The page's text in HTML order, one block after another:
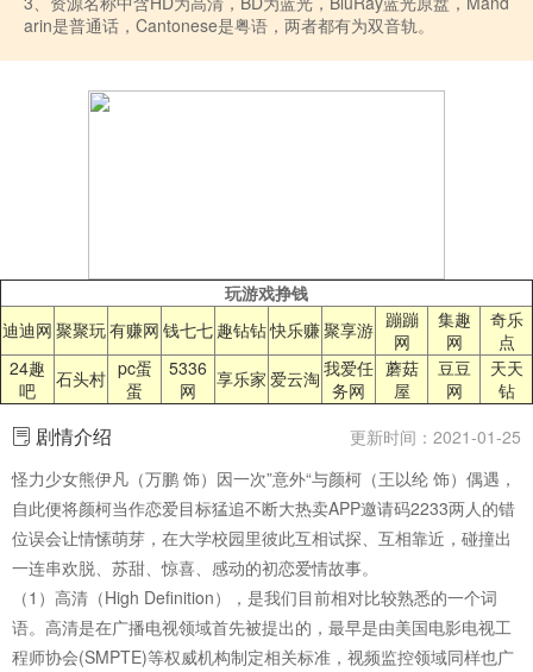
arin是普通话，Cantonese是粤语，两者都有为双音轨。
玩游戏挣钱
迪迪网 聚聚玩有赚网 钱七七 趣钻钻快乐赚聚享游 蹦蹦
网
集趣
网
奇乐
点
24趣
吧
石头村 pc蛋
蛋
5336
网
享乐家 爱云淘 我爱任
务网
蘑菇
屋
豆豆
网
天天
钻
更新时间：2021-01-25
剧情介绍
怪力少女熊伊凡（万鹏 饰）因一次”意外“与颜柯（王以纶 饰）偶遇，
自此便将颜柯当作恋爱目标猛追不断大热卖APP邀请码2233两人的错
位误会让情愫萌芽，在大学校园里彼此互相试探、互相靠近，碰撞出
一连串欢脱、苏甜、惊喜、感动的初恋爱情故事。
（1）高清（High Definition），是我们目前相对比较熟悉的一个词
语。高清是在广播电视领域首先被提出的，最早是由美国电影电视工
程师协会(SMPTE)等权威机构制定相关标准，视频监控领域同样也广